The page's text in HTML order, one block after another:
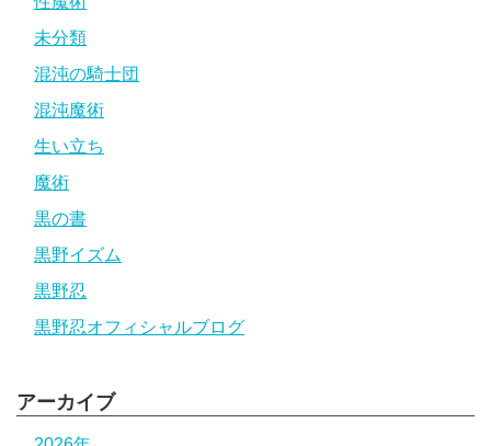
未分類
混沌の騎士団
混沌魔術
生い立ち
魔術
黒の書
黒野イズム
黒野忍
黒野忍オフィシャルブログ
アーカイブ